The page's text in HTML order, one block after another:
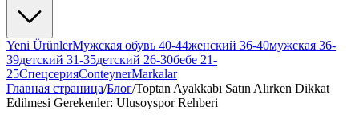
Yeni ÜrünlerМужская обувь 40-44женский 36-40мужская 36-
39детский 31-35детский 26-30бебе 21-
25СпецсерияConteynerMarkalar
Главная страница/Блог/Toptan Ayakkabı Satın Alırken Dikkat
Edilmesi Gerekenler: Ulusoyspor Rehberi